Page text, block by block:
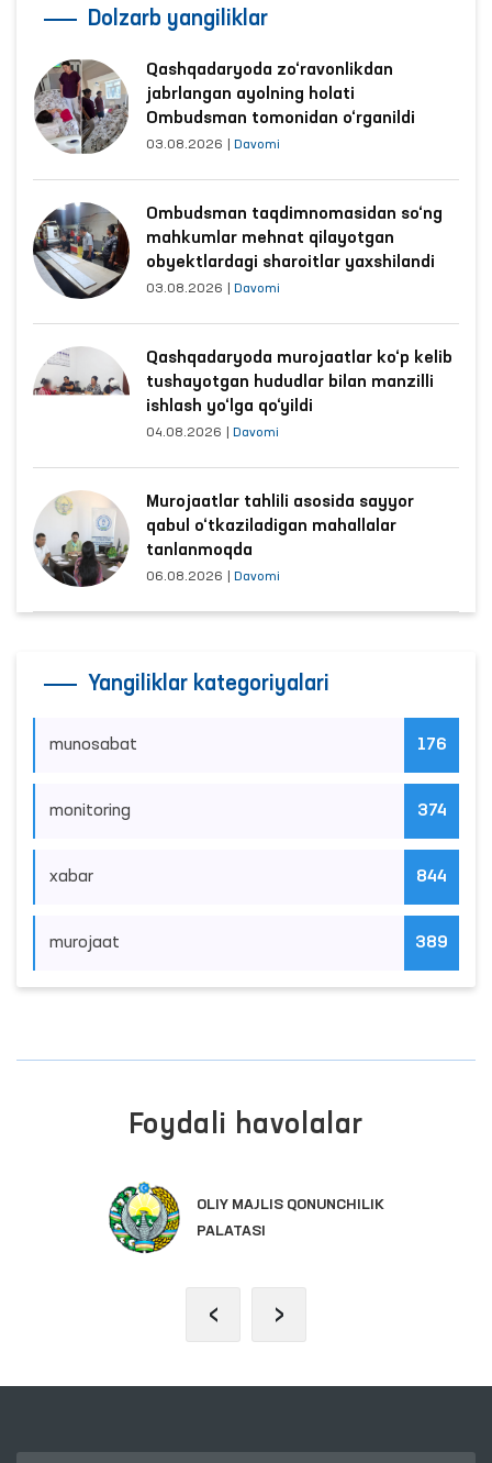
Dolzarb yangiliklar
Qashqadaryoda zo‘ravonlikdan
jabrlangan ayolning holati
Ombudsman tomonidan o‘rganildi
03.08.2026 Davomi
Ombudsman taqdimnomasidan so‘ng
mahkumlar mehnat qilayotgan
obyektlardagi sharoitlar yaxshilandi
03.08.2026 Davomi
Qashqadaryoda murojaatlar ko‘p kelib
tushayotgan hududlar bilan manzilli
ishlash yo‘lga qo‘yildi
04.08.2026 Davomi
Murojaatlar tahlili asosida sayyor
qabul o‘tkaziladigan mahallalar
tanlanmoqda
06.08.2026 Davomi
Yangiliklar kategoriyalari
munosabat 176
monitoring 374
xabar 844
murojaat 389
Foydali havolalar
OLIY MAJLIS QONUNCHILIK
PALATASI
‹ ›